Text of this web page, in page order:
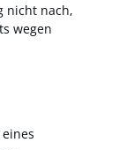
nicht nach,
wegen